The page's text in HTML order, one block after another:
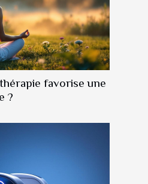
favorise une
?